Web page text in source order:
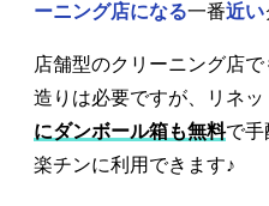
ーニング店になる一番近い
店舗型のクリーニング店
造りは必要ですが、リネッ
にダンボール箱も無料で手
楽チンに利用できます♪